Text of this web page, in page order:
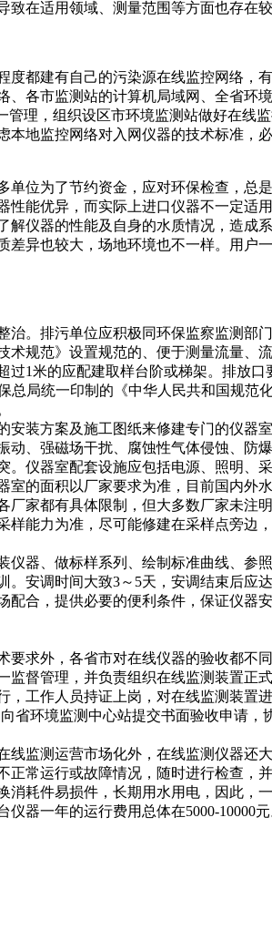
在适用领域、测量范围等方面也存在
建有自己的污染源在线监控网络，
各市监测站的计算机局域网、全省环
理，组织设区市环境监测站做好在线
地监控网络对入网仪器的技术标准
为了节约资金，应对环保检查，总
能优异，而实际上进口仪器不一定适
仪器的性能及自身的水质情况，造成
异也较大，场地环境也不一样。用
排污单位应积极同环保监察监测部
规范》设置规范的、便于测量流量
1米的应配建取样台阶或梯架。排放
总局统一印制的《中华人民共和国规
方案及施工图纸来修建专门的仪器
、强磁场干扰、腐蚀性气体侵蚀、
仪器室配套设施应包括电源、照明
的面积以厂家要求为准，目前国内外
家都有具体限制，但大多数厂家未
能力为准，尽可能修建在采样点旁边
、做标样系列、绘制标准曲线、参
安调时间大致3～5天，安调结束后
合，提供必要的便利条件，保证仪
外，各省市对在线仪器的验收都不
督管理，并负责组织在线监测装置
工作人员持证上岗，对在线监测装
省环境监测中心站提交书面验收申请，
测运营市场化外，在线监测仪器还
常运行或故障情况，随时进行检查
耗件易损件，长期用水用电，因此，
器一年的运行费用总体在5000-